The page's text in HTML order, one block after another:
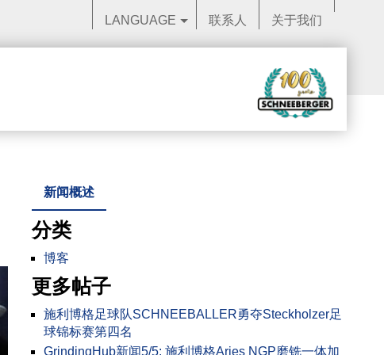
LANGUAGE 联系人 关于我们
新闻概述
分类
博客
更多帖子
施利博格足球队SCHNEEBALLER勇夺Steckholzer足
球锦标赛第四名
GrindingHub新闻5/5: 施利博格Aries NGP磨铣一体加